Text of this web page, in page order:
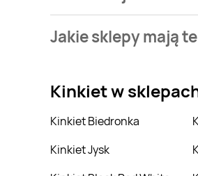
Jakie sklepy mają
Kinkietw
Kinkiet Biedronka
Kinkiet Jysk